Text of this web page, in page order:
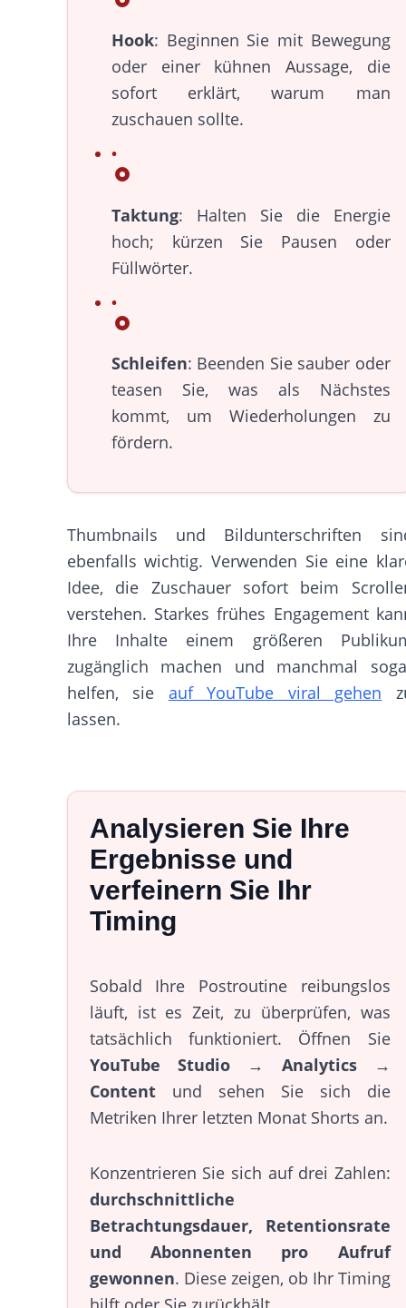
Hook: Beginnen Sie mit Bewegung
oder einer kühnen Aussage, die
sofort erklärt, warum man
zuschauen sollte.
Taktung: Halten Sie die Energie
hoch; kürzen Sie Pausen oder
Füllwörter.
Schleifen: Beenden Sie sauber oder
teasen Sie, was als Nächstes
kommt, um Wiederholungen zu
fördern.
Thumbnails und Bildunterschriften
ebenfalls wichtig. Verwenden Sie eine
Idee, die Zuschauer sofort beim
verstehen. Starkes frühes Engagement
Ihre Inhalte einem größeren
zugänglich machen und manchmal
helfen, sie auf YouTube viral gehen
lassen.
Analysieren Sie Ihre
Ergebnisse und
verfeinern Sie Ihr
Timing
Sobald Ihre Postroutine reibungslos
läuft, ist es Zeit, zu überprüfen, was
tatsächlich funktioniert. Öffnen Sie
YouTube Studio → Analytics →
Contentund sehen Sie sich die
Metriken Ihrer letzten Monat Shorts an.
Konzentrieren Sie sich auf drei Zahlen:
durchschnittliche
Betrachtungsdauer, Retentionsrate
und Abonnenten pro Aufruf
gewonnen. Diese zeigen, ob Ihr Timing